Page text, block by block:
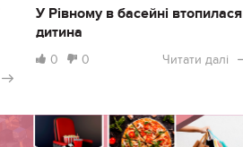
У Рівному в басейні втопилася
дитина
0 0 Читати далі